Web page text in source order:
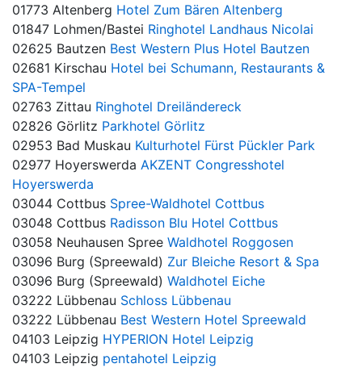
01773 Altenberg Hotel Zum Bären Altenberg
01847 Lohmen/Bastei Ringhotel Landhaus Nicolai
02625 Bautzen Best Western Plus Hotel Bautzen
02681 Kirschau Hotel bei Schumann, Restaurants &
SPA-Tempel
02763 Zittau Ringhotel Dreiländereck
02826 Görlitz Parkhotel Görlitz
02953 Bad Muskau Kulturhotel Fürst Pückler Park
02977 Hoyerswerda AKZENT Congresshotel
Hoyerswerda
03044 Cottbus Spree-Waldhotel Cottbus
03048 Cottbus Radisson Blu Hotel Cottbus
03058 Neuhausen Spree Waldhotel Roggosen
03096 Burg (Spreewald) Zur Bleiche Resort & Spa
03096 Burg (Spreewald) Waldhotel Eiche
03222 Lübbenau Schloss Lübbenau
03222 Lübbenau Best Western Hotel Spreewald
04103 Leipzig HYPERION Hotel Leipzig
04103 Leipzig pentahotel Leipzig